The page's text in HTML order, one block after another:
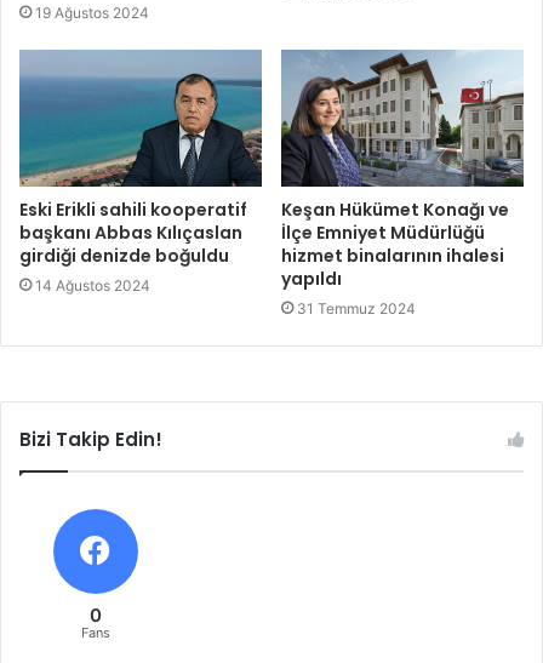
19 Ağustos 2024
Eski Erikli sahili kooperatif
başkanı Abbas Kılıçaslan
girdiği denizde boğuldu
14 Ağustos 2024
Keşan Hükümet Konağı ve
İlçe Emniyet Müdürlüğü
hizmet binalarının ihalesi
yapıldı
31 Temmuz 2024
Bizi Takip Edin!
0
Fans